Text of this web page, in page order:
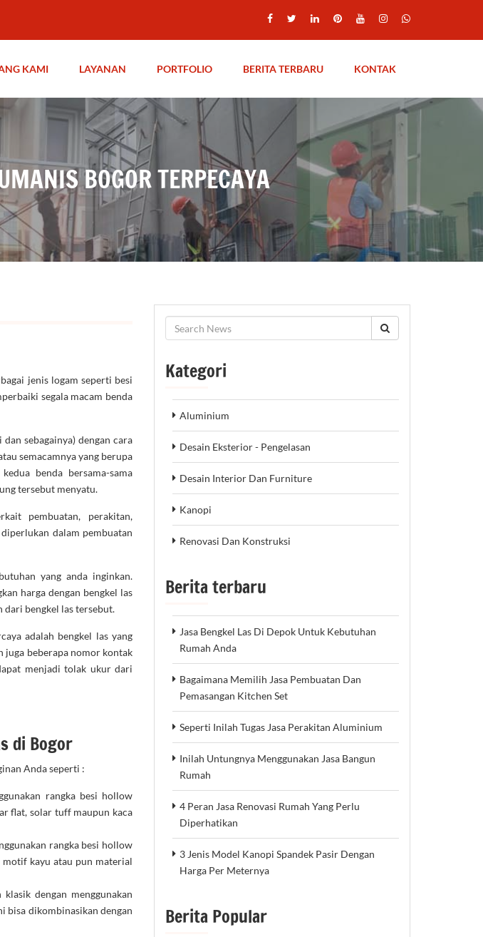
KAMI LAYANAN PORTFOLIO BERITA TERBARU KONTAK
BOGOR TERPECAYA
jenis logam seperti besi
segala macam benda
sebagainya) dengan cara
semacamnya yang berupa
benda bersama-sama
tersebut menyatu.
pembuatan, perakitan,
dalam pembuatan
yang anda inginkan.
harga dengan bengkel las
dari bengkel las tersebut.
adalah bengkel las yang
juga beberapa nomor kontak
menjadi tolak ukur dari
di Bogor
Anda seperti :
rangka besi hollow
flat, solar tuff maupun kaca
rangka besi hollow
motif kayu atau pun material
dengan menggunakan
bisa dikombinasikan dengan
Kategori
Aluminium
Desain Eksterior - Pengelasan
Desain Interior Dan Furniture
Kanopi
Renovasi Dan Konstruksi
Berita terbaru
Jasa Bengkel Las Di Depok Untuk Kebutuhan
Rumah Anda
Bagaimana Memilih Jasa Pembuatan Dan
Pemasangan Kitchen Set
Seperti Inilah Tugas Jasa Perakitan Aluminium
Inilah Untungnya Menggunakan Jasa Bangun
Rumah
4 Peran Jasa Renovasi Rumah Yang Perlu
Diperhatikan
3 Jenis Model Kanopi Spandek Pasir Dengan
Harga Per Meternya
Berita Popular